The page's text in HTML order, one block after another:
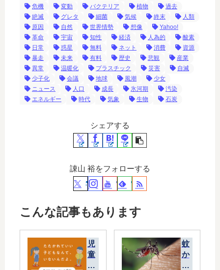
危機
変動 バクテリア 植物
過去
絶滅
グレタ 細菌 気候 終末
人類
原因
自然 世界情勢 想像
Yahoo!
革命
宇宙 知性 経済 人為的
酸素
日常
惑星 無料 ネット 消費
資源
暴走
未来 有料 歴史 悲観
産業
異常
温暖化 プラスチック 災害
自滅
少子化
会議 地球 風潮
少女
ニュース
人口 成長 氷河期
汚染
エネルギー
時代 気象 生物 石炭
シェアする
諌山 裕をフォローする
こんな記事もあります
児
童
虐
蚊
か
ら